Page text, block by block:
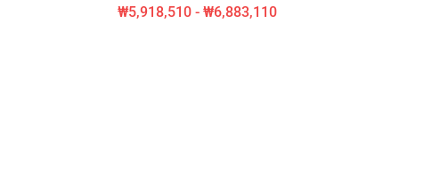
₩5,918,510 - ₩6,883,110